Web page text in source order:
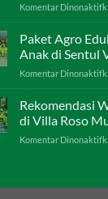
Komentar
Paket Agro
Anak di Sentul
Komentar
Rekomendasi
di Villa Roso
Komentar